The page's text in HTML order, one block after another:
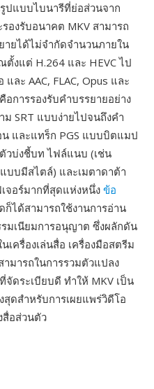
รูปแบบไบนารีที่ย่อส่วนจาก
องรับอนาคต MKV สามารถ
ายได้ไม่จำกัดจำนวนภายใน
งแต่ H.264 และ HEVC ไป
ละ AAC, FLAC, Opus และ
การรองรับคำบรรยายอย่าง
SRT แบบง่ายไปจนถึงคำ
และแทร็ก PGS แบบบิตแมป
วบ่งชี้บท ไฟล์แนบ (เช่น
บบมีสไตล์) และเมตาดาต้า
จอร์มากที่สุดแห่งหนึ่ง ข้อ
ได้สามารถใช้งานการอ่าน
มเนียมการอนุญาต ซึ่งผลักดัน
เครื่องเล่นสื่อ เครื่องมือสตรีม
มารถในการรวมตัวแปลง
ดระเบียบดี ทำให้ MKV เป็น
ดสำหรับการเผยแพร่วิดีโอ
สื่อส่วนตัว